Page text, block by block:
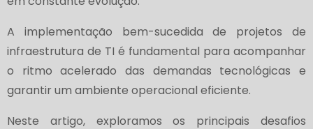
A implementação bem-sucedida de projetos de
infraestrutura de TI é fundamental para acompanhar
o ritmo acelerado das demandas tecnológicas e
garantir um ambiente operacional eficiente.
Neste artigo, exploramos os principais desafios